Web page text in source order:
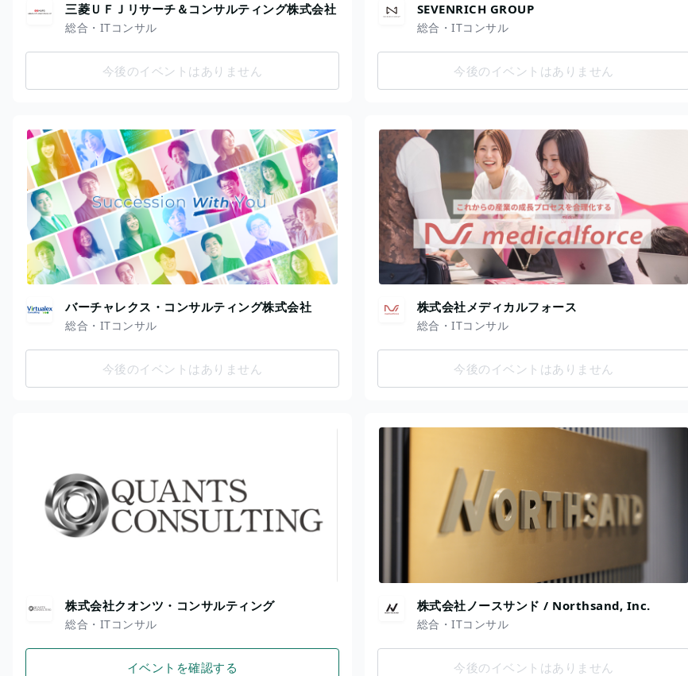
三菱ＵＦＪリサーチ＆コンサルティング株式会社
総合・ITコンサル
今後のイベントはありません
SEVENRICH GROUP
総合・ITコンサル
今後のイベントはありません
バーチャレクス・コンサルティング株式会社
総合・ITコンサル
今後のイベントはありません
株式会社メディカルフォース
総合・ITコンサル
今後のイベントはありません
株式会社クオンツ・コンサルティング
総合・ITコンサル
イベントを確認する
株式会社ノースサンド / Northsand, Inc.
総合・ITコンサル
今後のイベントはありません